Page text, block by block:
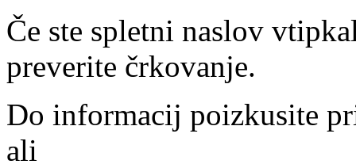
Če ste spletni naslov
preverite črkovanje.
Do informacij poizkusite
ali